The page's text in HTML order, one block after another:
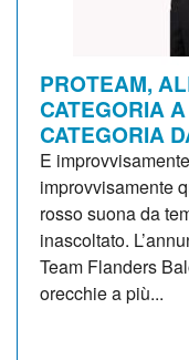
PROTEAM,
CATEGORIA
CATEGORIA
E
improvvisamente
rosso suona da
inascoltato.
Team Flanders
orecchie a più...